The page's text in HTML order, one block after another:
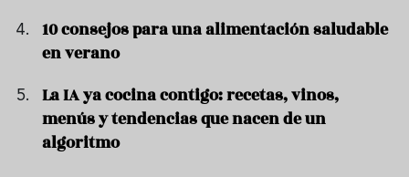
10 consejos para una alimentación saludable
en verano
La IA ya cocina contigo: recetas, vinos,
menús y tendencias que nacen de un
algoritmo